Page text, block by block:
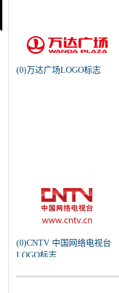
(0)万达广场LOGO标志
(0)CNTV 中国网络电视台
LOGO标志